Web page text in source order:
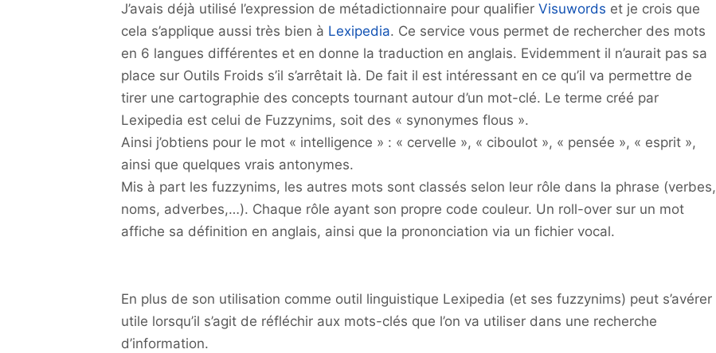
J’avais déjà utilisé l’expression de métadictionnaire pour qualifier Visuwords et je crois que
cela s’applique aussi très bien à Lexipedia. Ce service vous permet de rechercher des mots
en 6 langues différentes et en donne la traduction en anglais. Evidemment il n’aurait pas sa
place sur Outils Froids s’il s’arrêtait là. De fait il est intéressant en ce qu’il va permettre de
tirer une cartographie des concepts tournant autour d’un mot-clé. Le terme créé par
Lexipedia est celui de Fuzzynims, soit des « synonymes flous ».
Ainsi j’obtiens pour le mot « intelligence » : « cervelle », « ciboulot », « pensée », « esprit »,
ainsi que quelques vrais antonymes.
Mis à part les fuzzynims, les autres mots sont classés selon leur rôle dans la phrase (verbes,
noms, adverbes,…). Chaque rôle ayant son propre code couleur. Un roll-over sur un mot
affiche sa définition en anglais, ainsi que la prononciation via un fichier vocal.
En plus de son utilisation comme outil linguistique Lexipedia (et ses fuzzynims) peut s’avérer
utile lorsqu’il s’agit de réfléchir aux mots-clés que l’on va utiliser dans une recherche
d’information.